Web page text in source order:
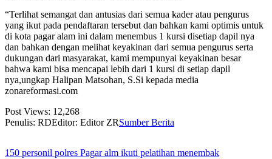
“Terlihat semangat dan antusias dari semua kader atau pengurus
yang ikut pada pendaftaran tersebut dan bahkan kami optimis untuk
di kota pagar alam ini dalam menembus 1 kursi disetiap dapil nya
dan bahkan dengan melihat keyakinan dari semua pengurus serta
dukungan dari masyarakat, kami mempunyai keyakinan besar
bahwa kami bisa mencapai lebih dari 1 kursi di setiap dapil
nya,ungkap Halipan Matsohan, S.Si kepada media
zonareformasi.com
Post Views: 12,268
Penulis: RDEditor: Editor ZRSumber Berita
150 personil polres Pagar alm ikuti pelatihan menembak